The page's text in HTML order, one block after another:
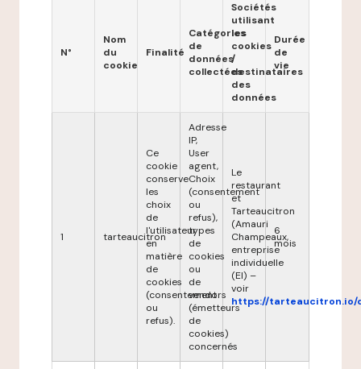
N°
Nom
du
cookie
Finalité
Catégories
de
données
collectées
Sociétés
utilisant
les
cookies
/
destinataires
des
données
Durée
de
vie
1 tarteaucitron
Ce
cookie
conserve
les
choix
de
l'utilisateur
en
matière
de
cookies
(consentement
ou
refus).
Adresse
IP,
User
agent,
Choix
(consentement
ou
refus),
types
de
cookies
ou
de
vendors
(émetteurs
de
cookies)
concernés
Le
restaurant
et
Tarteaucitron
(Amauri
Champeaux,
entreprise
individuelle
(EI) –
voir
https://tarteaucitron.io/
6
mois